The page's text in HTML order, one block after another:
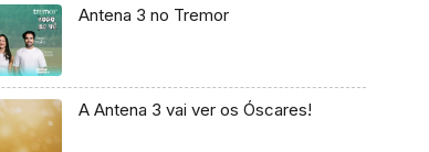
Antena 3 no Tremor
A Antena 3 vai ver os Óscares!